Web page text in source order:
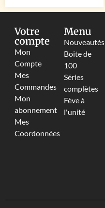
Votre
compte
Mon
Compte
Mes
Commandes
Mon
abonnement
Mes
Coordonnées
Menu
Nouveautés
Boite de
100
Séries
complètes
Fève à
l'unité